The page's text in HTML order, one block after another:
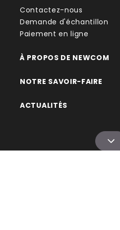
Contactez-nous
Demande d'échantillon
Paiement en ligne
À PROPOS DE NEWCOM
NOTRE SAVOIR-FAIRE
ACTUALITÉS